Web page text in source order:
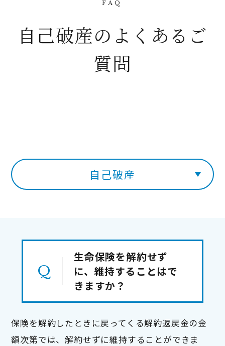
自己破産のよくあるご
質問
自己破産
生命保険を解約せず
に、維持することはで
きますか？
保険を解約したときに戻ってくる解約返戻金の金
額次第では、解約せずに維持することができま